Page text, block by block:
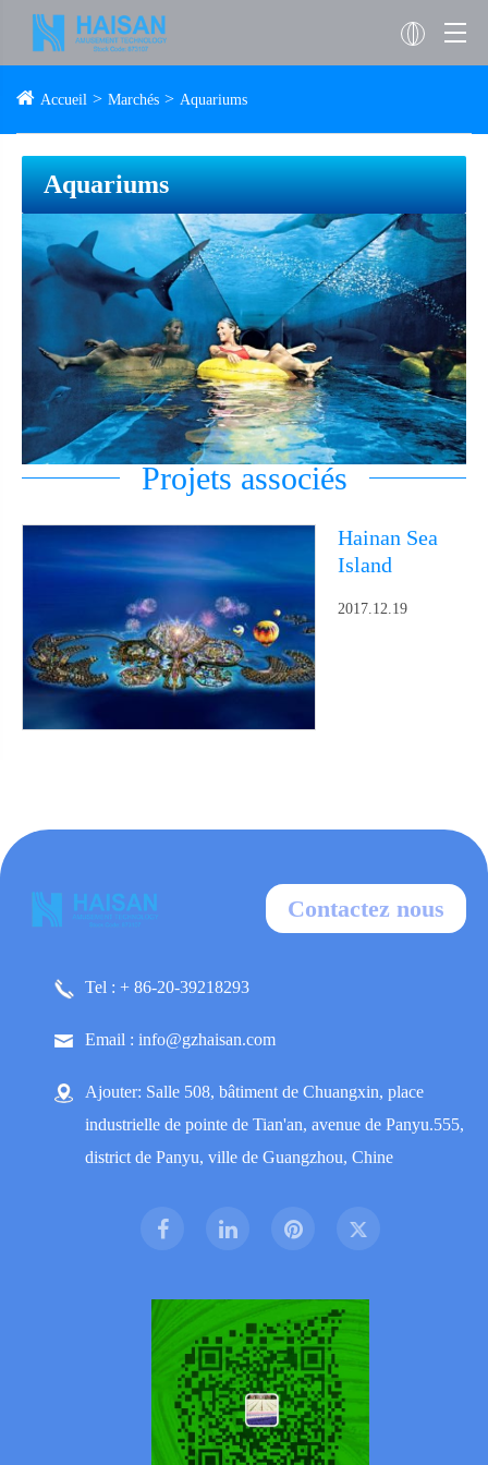
Accueil Marchés Aquariums
Aquariums
Projets associés
Hainan Sea
Island
2017.12.19
Contactez nous
Tel : + 86-20-39218293
Email : info@gzhaisan.com
Ajouter: Salle 508, bâtiment de Chuangxin, place
industrielle de pointe de Tian'an, avenue de Panyu.555,
district de Panyu, ville de Guangzhou, Chine